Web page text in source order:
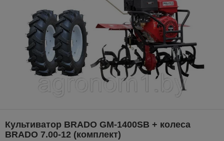
Культиватор BRADO GM-1400SB + колеса
BRADO 7.00-12 (комплект)